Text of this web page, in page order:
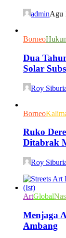
adminAgu
Borneo
Dua
Solar
Roy
Borneo
Ruko
Ditabrak
Roy
ArtGlobal
Menjaga
Ambang